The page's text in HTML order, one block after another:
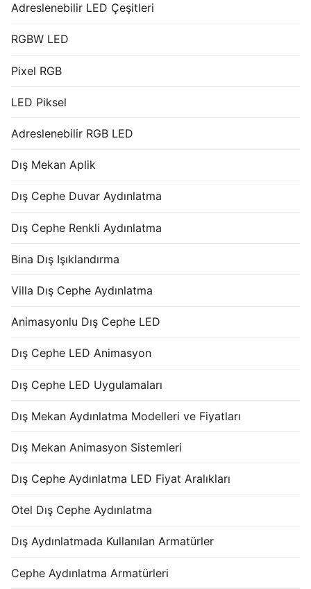
Adreslenebilir LED Çeşitleri
RGBW LED
Pixel RGB
LED Piksel
Adreslenebilir RGB LED
Dış Mekan Aplik
Dış Cephe Duvar Aydınlatma
Dış Cephe Renkli Aydınlatma
Bina Dış Işıklandırma
Villa Dış Cephe Aydınlatma
Animasyonlu Dış Cephe LED
Dış Cephe LED Animasyon
Dış Cephe LED Uygulamaları
Dış Mekan Aydınlatma Modelleri ve Fiyatları
Dış Mekan Animasyon Sistemleri
Dış Cephe Aydınlatma LED Fiyat Aralıkları
Otel Dış Cephe Aydınlatma
Dış Aydınlatmada Kullanılan Armatürler
Cephe Aydınlatma Armatürleri